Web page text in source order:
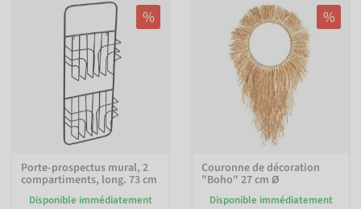
%
Porte-prospectus mural, 2
compartiments, long. 73 cm
Disponible immédiatement
%
Couronne de décoration
"Boho" 27 cm Ø
Disponible immédiatement